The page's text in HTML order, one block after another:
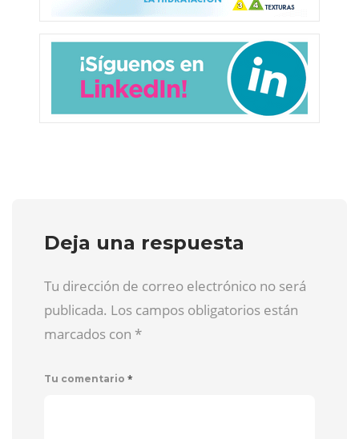
Deja una respuesta
Tu dirección de correo electrónico no será
publicada. Los campos obligatorios están
marcados con *
Tu comentario *